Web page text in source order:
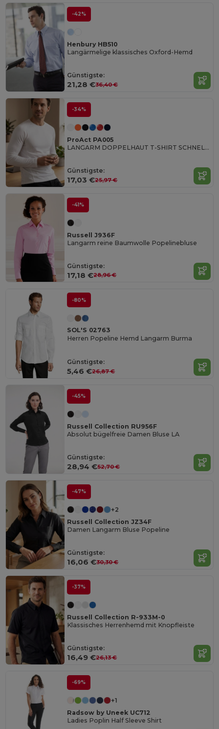
-42%
Henbury HB510
Langärmelige klassisches Oxford-Hemd
Günstigste:
21,28 €36,40 €
-34%
ProAct PA005
LANGARM DOPPELHAUT T-SHIRT SCHNELLTROCKNEND
Günstigste:
17,03 €25,97 €
-41%
Russell J936F
Langarm reine Baumwolle Popelinebluse
Günstigste:
17,18 €28,96 €
-80%
SOL'S 02763
Herren Popeline Hemd Langarm Burma
Günstigste:
5,46 €26,87 €
-45%
Russell Collection RU956F
Absolut bügelfreie Damen Bluse LA
Günstigste:
28,94 €52,70 €
-47%
+2
Russell Collection JZ34F
Damen Langarm Bluse Popeline
Günstigste:
16,06 €30,30 €
-37%
Russell Collection R-933M-0
Klassisches Herrenhemd mit Knopfleiste
Günstigste:
16,49 €26,13 €
-69%
+1
Radsow by Uneek UC712
Ladies Poplin Half Sleeve Shirt